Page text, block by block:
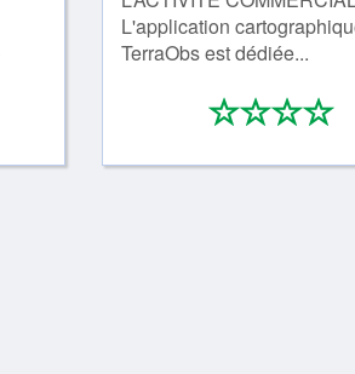
L'application
TerraObs est dédiée...
***